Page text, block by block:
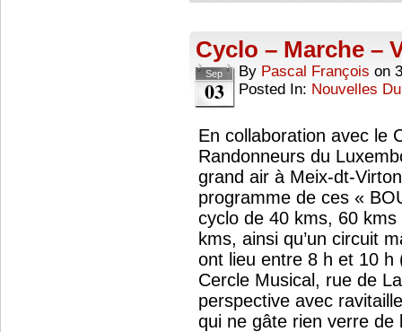
Cyclo – Marche –
Sep
03
By Pascal François on
Posted In: Nouvelles
En collaboration avec le
Randonneurs du
grand air à Meix-dt-
programme de ces «
cyclo de 40 kms, 60
kms, ainsi qu’un circuit
ont lieu entre 8 h et 10 h
Cercle Musical, rue de
perspective avec
qui ne gâte rien verre de